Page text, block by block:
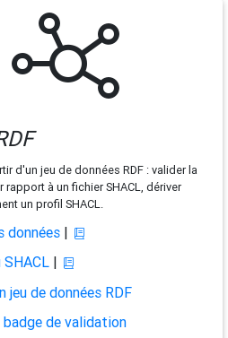
d'un jeu de données RDF : valider la
à un fichier SHACL, dériver
un profil SHACL.
données|
SHACL|
jeu de données RDF
badge de validation